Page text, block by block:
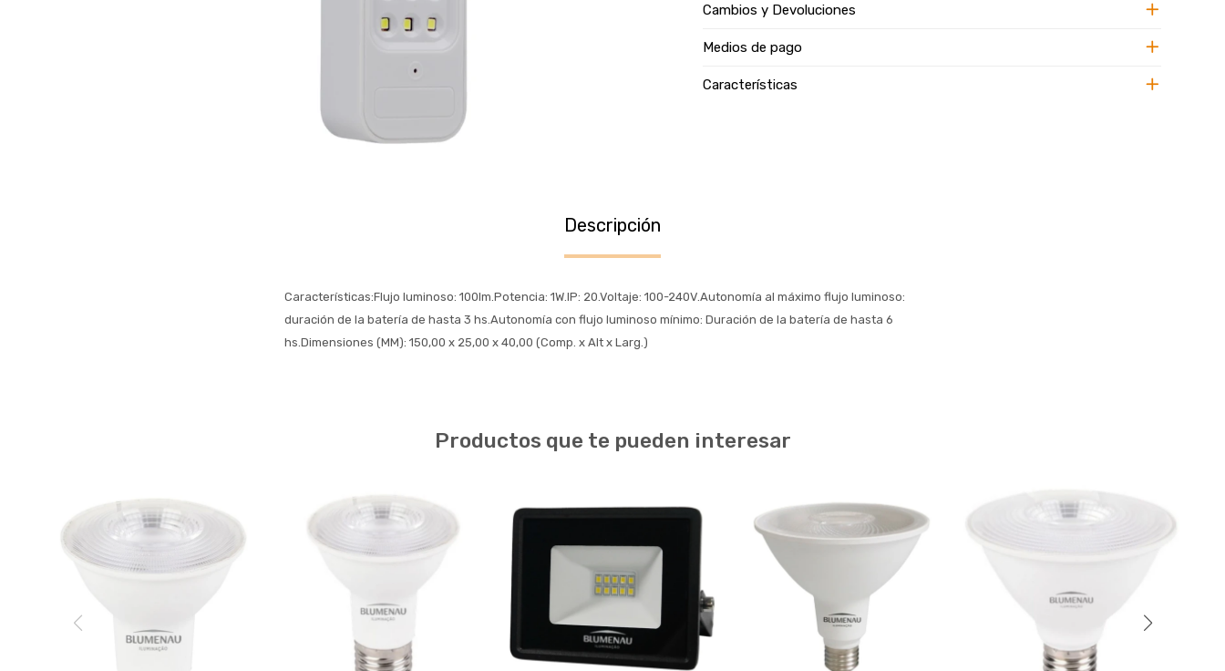
Cambios y Devoluciones
Medios de pago
Características
Descripción
Características:Flujo luminoso: 100lm.Potencia: 1W.IP: 20.Voltaje: 100-240V.Autonomía al máximo flujo luminoso:
duración de la batería de hasta 3 hs.Autonomía con flujo luminoso mínimo: Duración de la batería de hasta 6
hs.Dimensiones (MM): 150,00 x 25,00 x 40,00 (Comp. x Alt x Larg.)
Productos que te pueden interesar